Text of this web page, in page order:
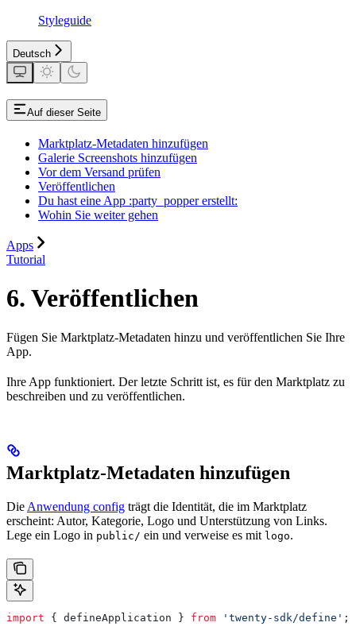
Styleguide
Deutsch
Auf dieser Seite
Marktplatz-Metadaten hinzufügen
Galerie Screenshots hinzufügen
Vor dem Versand prüfen
Veröffentlichen
Du hast eine App :party_popper erstellt:
Wohin Sie weiter gehen
Apps
Tutorial
6. Veröffentlichen
Fügen Sie Marktplatz-Metadaten hinzu und veröffentlichen Sie Ihre
App.
Ihre App funktioniert. Der letzte Schritt ist, es für den Marktplatz zu
beschreiben und zu veröffentlichen.
Marktplatz-Metadaten hinzufügen
Die Anwendung config trägt die Identität, die im Marktplatz
erscheint: Autor, Kategorie, Logo und Unterstützung von Links.
Lege ein Logo in public/ ein und verweise es mit logo.
import { defineApplication } from 'twenty-sdk/define' ;